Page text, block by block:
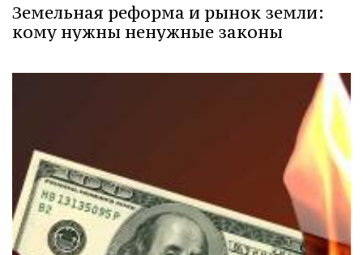
Земельная реформа и рынок земли:
кому нужны ненужные законы